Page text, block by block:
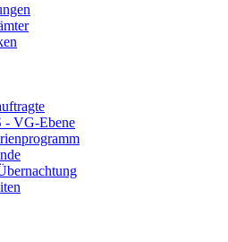
- VG-Ebene